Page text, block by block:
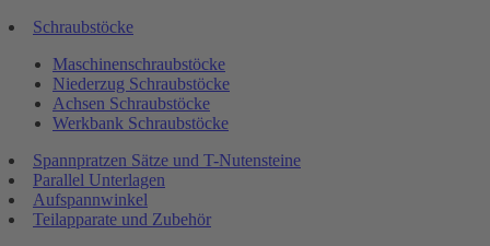
Schraubstöcke
Maschinenschraubstöcke
Niederzug Schraubstöcke
Achsen Schraubstöcke
Werkbank Schraubstöcke
Spannpratzen Sätze und T-Nutensteine
Parallel Unterlagen
Aufspannwinkel
Teilapparate und Zubehör